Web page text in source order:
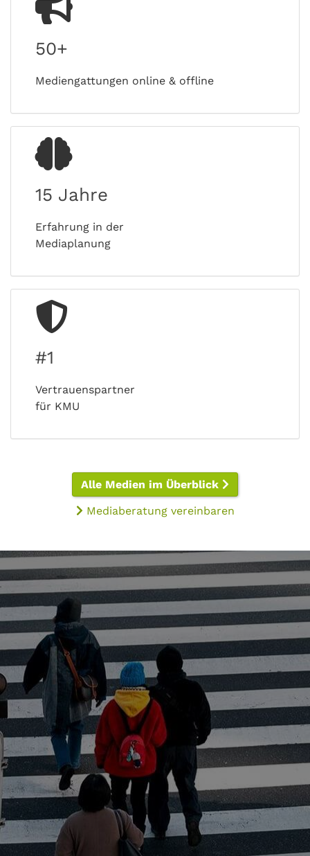
50+
Mediengattungen online & offline
15 Jahre
Erfahrung in der
Mediaplanung
#1
Vertrauenspartner
für KMU
Alle Medien im Überblick
Mediaberatung vereinbaren